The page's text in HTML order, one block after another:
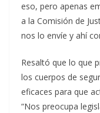
eso, pero apenas
a la Comisión de
nos lo envíe y ahí
Resaltó que lo que
los cuerpos de
eficaces para que
“Nos preocupa